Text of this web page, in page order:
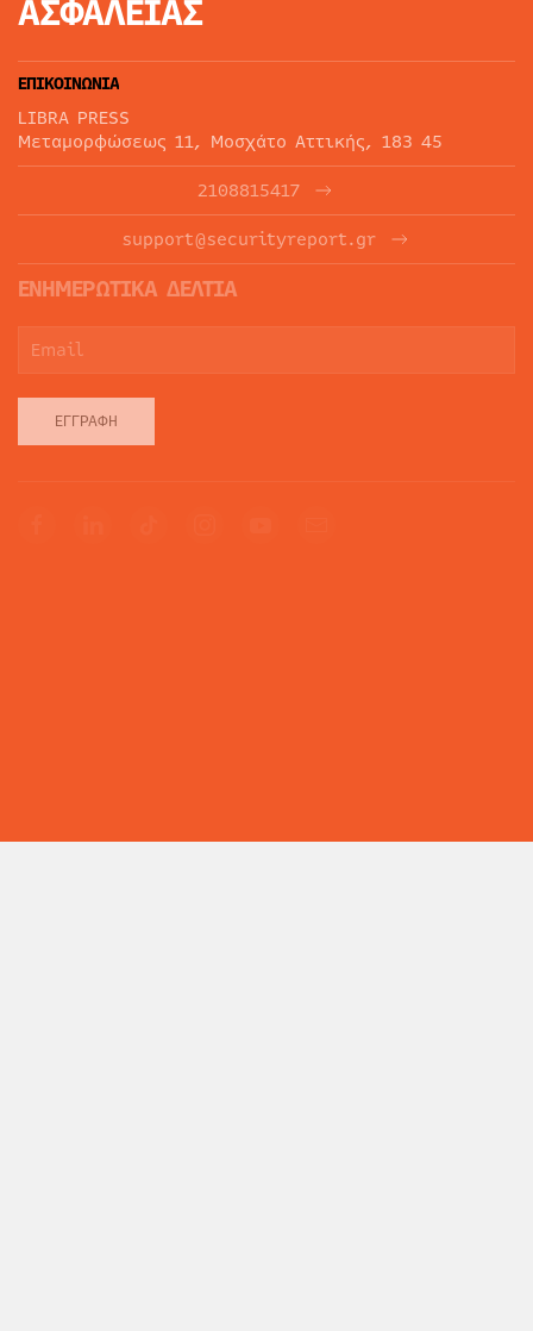
ΑΣΦΑΛΕΙΑΣ
ΕΠΙΚΟΙΝΩΝΙΑ
LIBRA PRESS
Μεταμορφώσεως 11, Μοσχάτο Αττικής, 183 45
2108815417
support@securityreport.gr
ΕΝΗΜΕΡΩΤΙΚΑ ΔΕΛΤΙΑ
ΕΓΓΡΑΦΉ